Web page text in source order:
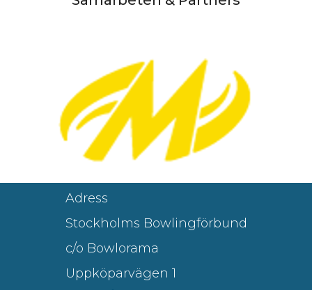
Adress
Stockholms Bowlingförbund
c/o Bowlorama
Uppköparvägen 1